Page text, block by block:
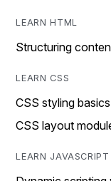
LEARN HTML
Structuring
LEARN CSS
CSS styling
CSS layout
LEARN JAVASCRIPT